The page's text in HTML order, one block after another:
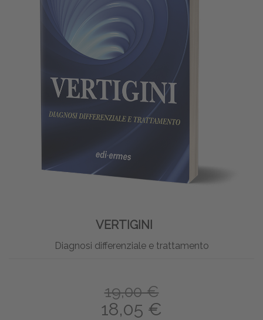
VERTIGINI
Diagnosi differenziale e trattamento
19,00 €
18,05 €